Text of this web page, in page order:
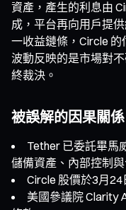
資產，產生的利息由
成，平台再向用戶提
一收益鏈條，Circle
波動反映的是市場對
終裁決。
被誤解的因果關係
Tether 已委託畢馬
儲備資產、內部控制與
Circle 股價於3月24
美國參議院 Clarity